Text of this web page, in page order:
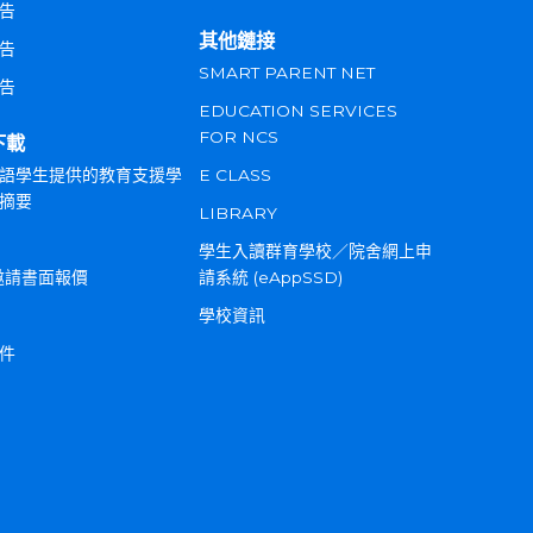
載
學生提供的教育支援學
要
書面報價
其他鏈接
SMART PARENT NET
EDUCATION SERVICES
FOR NCS
E CLASS
LIBRARY
學生入讀群育學校／院舍網上申
請系統 (eAppSSD)
學校資訊